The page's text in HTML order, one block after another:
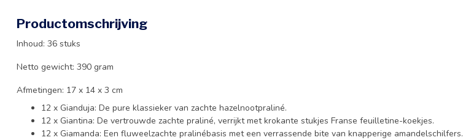
Productomschrijving
Inhoud: 36 stuks
Netto gewicht: 390 gram
Afmetingen: 17 x 14 x 3 cm
12 x Gianduja: De pure klassieker van zachte hazelnootpraliné.
12 x Giantina: De vertrouwde zachte praliné, verrijkt met krokante stukjes Franse feuilletine-koekjes.
12 x Giamanda: Een fluweelzachte pralinébasis met een verrassende bite van knapperige amandelschilfers.